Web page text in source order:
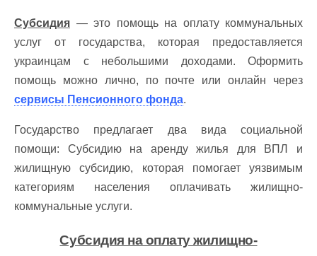
Субсидия — это помощь на оплату коммунальных
услуг от государства, которая предоставляется
украинцам с небольшими доходами. Оформить
помощь можно лично, по почте или онлайн через
сервисы Пенсионного фонда.
Государство предлагает два вида социальной
помощи: Субсидию на аренду жилья для ВПЛ и
жилищную субсидию, которая помогает уязвимым
категориям населения оплачивать жилищно-
коммунальные услуги.
Субсидия на оплату жилищно-